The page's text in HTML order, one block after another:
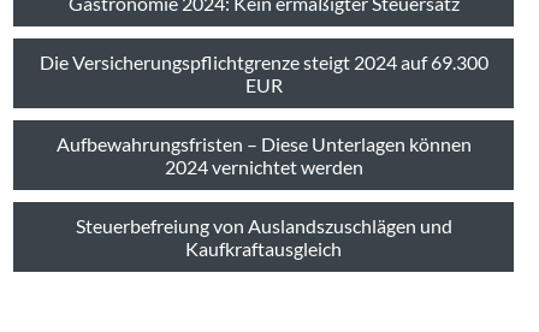
Die Versicherungspflichtgrenze steigt 2024 auf 69.300
EUR
Aufbewahrungsfristen – Diese Unterlagen können
2024 vernichtet werden
Steuerbefreiung von Auslandszuschlägen und
Kaufkraftausgleich